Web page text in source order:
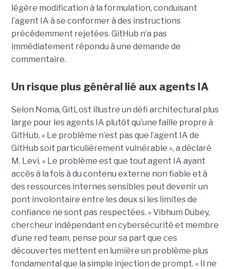
légère modification à la formulation, conduisant
l’agent IA à se conformer à des instructions
précédemment rejetées. GitHub n’a pas
immédiatement répondu à une demande de
commentaire.
Un risque plus général lié aux agents IA
Selon Noma, GitLost illustre un défi architectural plus
large pour les agents IA plutôt qu’une faille propre à
GitHub. « Le problème n’est pas que l’agent IA de
GitHub soit particulièrement vulnérable », a déclaré
M. Levi. « Le problème est que tout agent IA ayant
accès à la fois à du contenu externe non fiable et à
des ressources internes sensibles peut devenir un
pont involontaire entre les deux si les limites de
confiance ne sont pas respectées. » Vibhum Dubey,
chercheur indépendant en cybersécurité et membre
d’une red team, pense pour sa part que ces
découvertes mettent en lumière un problème plus
fondamental que la simple injection de prompt. « Il ne